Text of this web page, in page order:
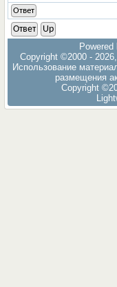
Ответ
Ответ
Up
Copyright ©2000 -
Использование
размещения
Copyright